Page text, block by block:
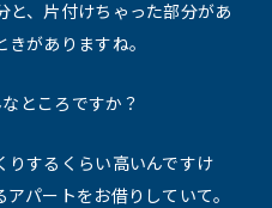
と、片付けちゃった部分があ
がありますね。
ところですか？
りするくらい高いんですけ
パートをお借りしていて。